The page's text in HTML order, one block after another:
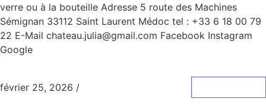
verre ou à la bouteille Adresse 5 route des Machines
Sémignan 33112 Saint Laurent Médoc tel : +33 6 18 00 79
22 E-Mail chateau.julia@gmail.com Facebook Instagram
Google
février 25, 2026 /